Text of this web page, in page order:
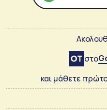
στο
και μάθετε